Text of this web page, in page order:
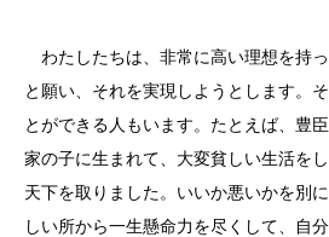
わたしたちは、非常に高い理想を持
と願い、それを実現しようとします。
とができる人もいます。たとえば、豊
家の子に生まれて、大変貧しい生活を
天下を取りました。いいか悪いかを別
しい所から一生懸命力を尽くして、自